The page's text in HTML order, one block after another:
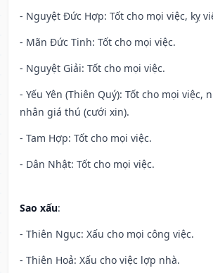
- Nguyệt Đức Hợp: Tốt cho mọi việc, kỵ
- Mãn Đức Tinh: Tốt cho mọi việc.
- Nguyệt Giải: Tốt cho mọi việc.
- Yếu Yên (Thiên Quý): Tốt cho mọi việc,
nhân giá thú (cưới xin).
- Tam Hợp: Tốt cho mọi việc.
- Dân Nhật: Tốt cho mọi việc.
Sao xấu:
- Thiên Ngục: Xấu cho mọi công việc.
- Thiên Hoả: Xấu cho việc lợp nhà.